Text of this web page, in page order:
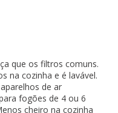
que os filtros comuns.
na cozinha e é lavável.
de ar
fogões de 4 ou 6
cheiro na cozinha